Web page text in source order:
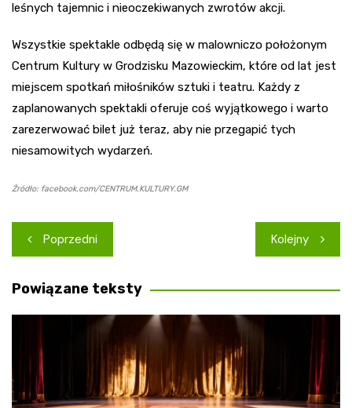
leśnych tajemnic i nieoczekiwanych zwrotów akcji.
Wszystkie spektakle odbędą się w malowniczo położonym
Centrum Kultury w Grodzisku Mazowieckim, które od lat jest
miejscem spotkań miłośników sztuki i teatru. Każdy z
zaplanowanych spektakli oferuje coś wyjątkowego i warto
zarezerwować bilet już teraz, aby nie przegapić tych
niesamowitych wydarzeń.
Źródło: facebook.com/CENTRUM.KULTURY.GM
Nawigacja
wpisu
Poprzedni Kolejny
Powiązane teksty